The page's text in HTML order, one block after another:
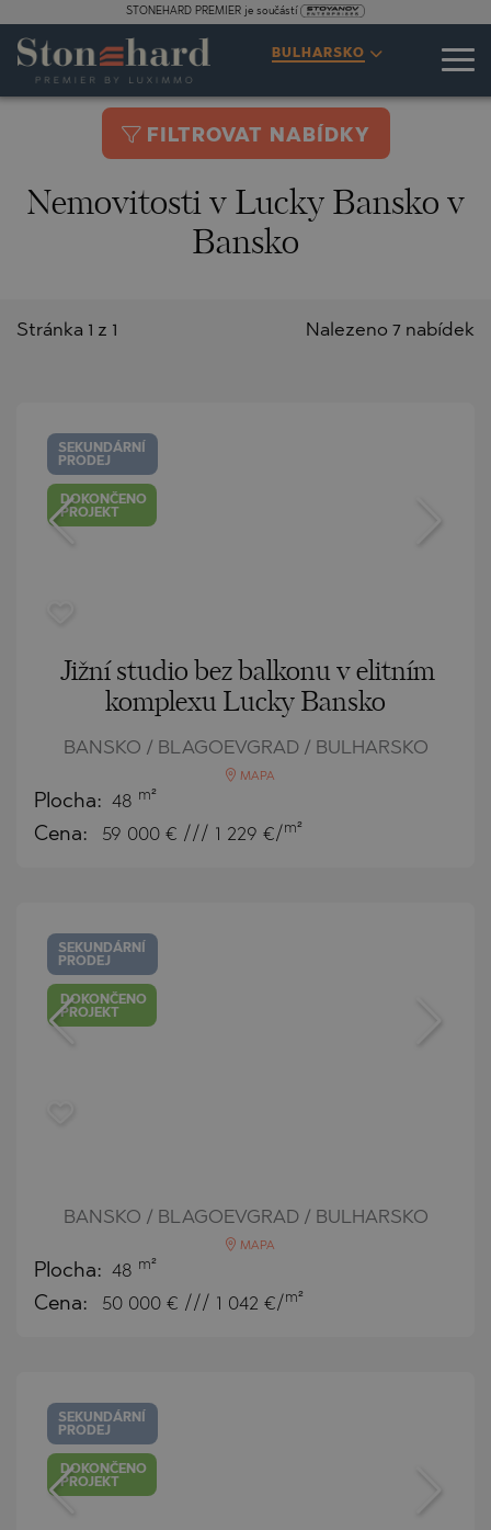
STONEHARD PREMIER je součástí
BULHARSKO
FILTROVAT NABÍDKY
Nemovitosti v Lucky Bansko v
Bansko
Nalezeno 7 nabídek
Stránka 1 z 1
SEKUNDÁRNÍ
PRODEJ
DOKONČENO
PROJEKT
Jižní studio bez balkonu v elitním
komplexu Lucky Bansko
BANSKO / BLAGOEVGRAD / BULHARSKO
MAPA
Plocha: 48 m²
Cena: 59 000 € /// 1 229 €/ m²
SEKUNDÁRNÍ
PRODEJ
DOKONČENO
PROJEKT
BANSKO / BLAGOEVGRAD / BULHARSKO
MAPA
Plocha: 48 m²
Cena: 50 000 € /// 1 042 €/ m²
SEKUNDÁRNÍ
PRODEJ
DOKONČENO
PROJEKT